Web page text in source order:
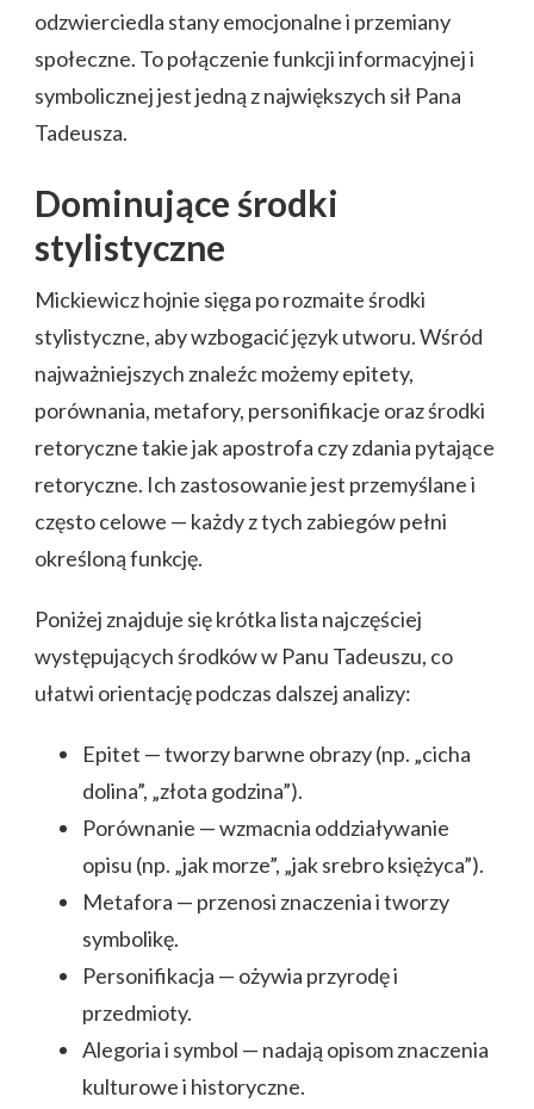
odzwierciedla stany emocjonalne i przemiany
społeczne. To połączenie funkcji informacyjnej i
symbolicznej jest jedną z największych sił Pana
Tadeusza.
Dominujące środki
stylistyczne
Mickiewicz hojnie sięga po rozmaite środki
stylistyczne, aby wzbogacić język utworu. Wśród
najważniejszych znaleźc możemy epitety,
porównania, metafory, personifikacje oraz środki
retoryczne takie jak apostrofa czy zdania pytające
retoryczne. Ich zastosowanie jest przemyślane i
często celowe — każdy z tych zabiegów pełni
określoną funkcję.
Poniżej znajduje się krótka lista najczęściej
występujących środków w Panu Tadeuszu, co
ułatwi orientację podczas dalszej analizy:
Epitet — tworzy barwne obrazy (np. „cicha
dolina”, „złota godzina”).
Porównanie — wzmacnia oddziaływanie
opisu (np. „jak morze”, „jak srebro księżyca”).
Metafora — przenosi znaczenia i tworzy
symbolikę.
Personifikacja — ożywia przyrodę i
przedmioty.
Alegoria i symbol — nadają opisom znaczenia
kulturowe i historyczne.